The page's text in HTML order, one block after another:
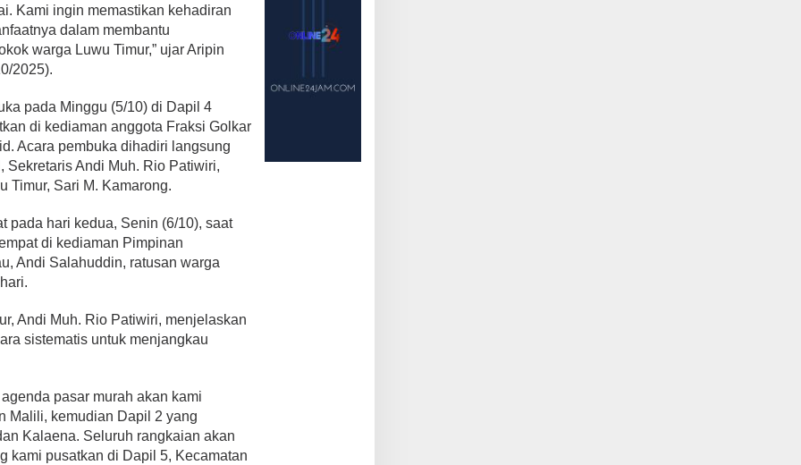
Kami ingin memastikan kehadiran
dalam membantu
warga Luwu Timur,” ujar Aripin
2025).
pada Minggu (5/10) di Dapil 4
di kediaman anggota Fraksi Golkar
Acara pembuka dihadiri langsung
Sekretaris Andi Muh. Rio Patiwiri,
Timur, Sari M. Kamarong.
pada hari kedua, Senin (6/10), saat
di kediaman Pimpinan
Andi Salahuddin, ratusan warga
Andi Muh. Rio Patiwiri, menjelaskan
sistematis untuk menjangkau
pasar murah akan kami
Malili, kemudian Dapil 2 yang
Kalaena. Seluruh rangkaian akan
kami pusatkan di Dapil 5, Kecamatan